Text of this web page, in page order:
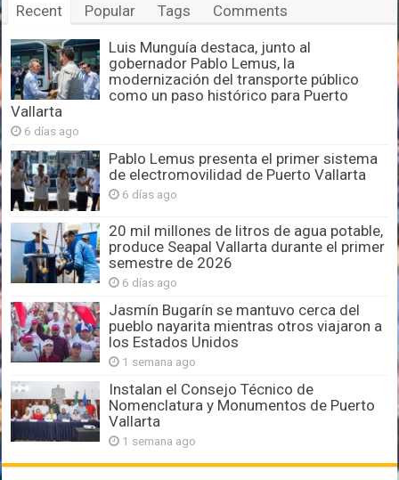
Recent Popular Tags Comments
Luis Munguía destaca, junto al
gobernador Pablo Lemus, la
modernización del transporte público
como un paso histórico para Puerto
Vallarta
6 días ago
Pablo Lemus presenta el primer sistema
de electromovilidad de Puerto Vallarta
6 días ago
20 mil millones de litros de agua potable,
produce Seapal Vallarta durante el primer
semestre de 2026
6 días ago
Jasmín Bugarín se mantuvo cerca del
pueblo nayarita mientras otros viajaron a
los Estados Unidos
1 semana ago
Instalan el Consejo Técnico de
Nomenclatura y Monumentos de Puerto
Vallarta
1 semana ago